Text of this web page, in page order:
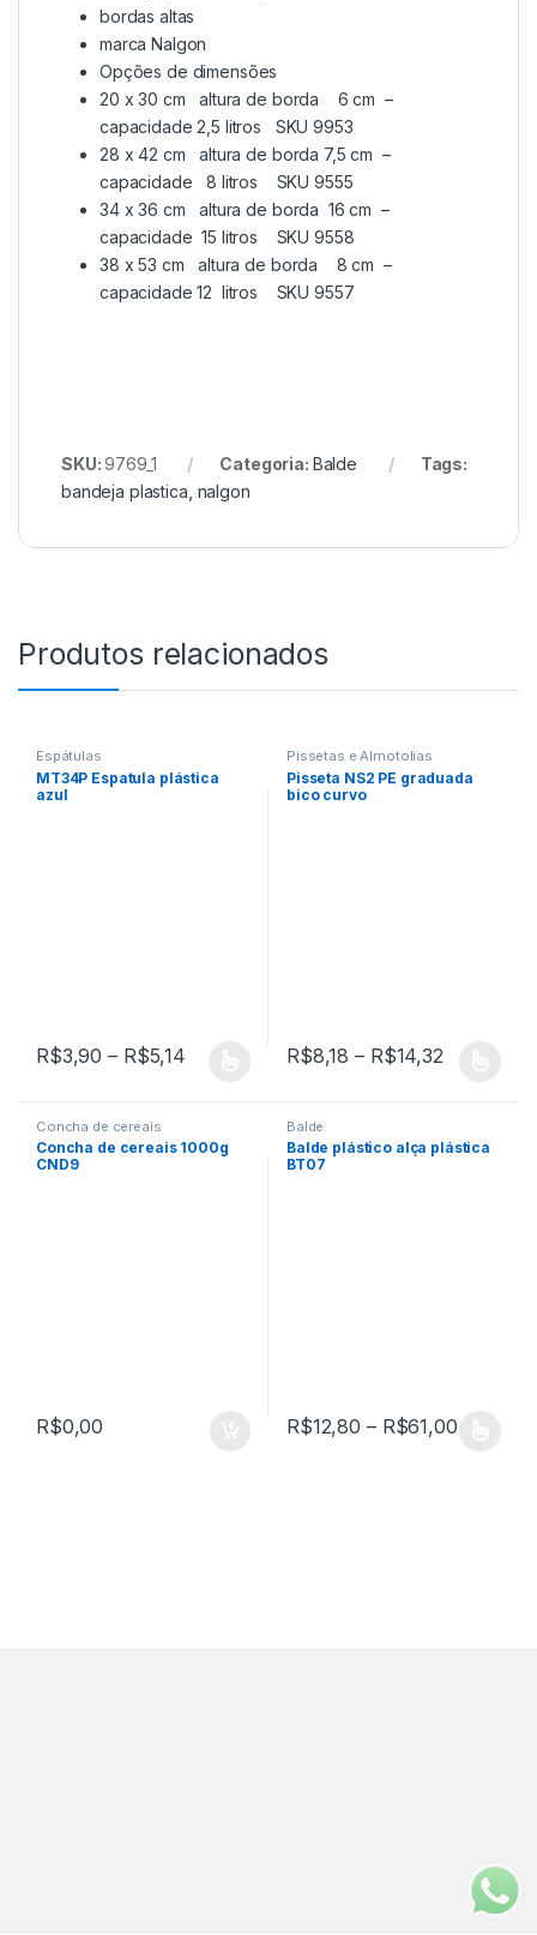
bordas altas
marca Nalgon
Opções de dimensões
20 x 30 cm altura de borda 6 cm –
capacidade 2,5 litros SKU 9953
28 x 42 cm altura de borda 7,5 cm –
capacidade 8 litros SKU 9555
34 x 36 cm altura de borda 16 cm –
capacidade 15 litros SKU 9558
38 x 53 cm altura de borda 8 cm –
capacidade 12 litros SKU 9557
SKU:9769_1 Categoria: Balde
Tags:
bandeja plastica nalgon
Produtos relacionados
Espátulas
MT34P Espatula plástica
azul
R$3,90 – R$5,14Faixa de preço: R$3,90 através R$5,14
Este produto tem várias variantes. As opções podem ser
Pissetas e Almotolias
Pisseta NS2 PE graduada
bico curvo
R$8,18 – R$14,32Faixa de
Este produto tem várias
Concha de cereais
Concha de cereais 1000g
CND9
R$0,00
Balde
Balde plástico alça plástica
BT07
R$12,80 – R$61,00Faixa
Este produto tem várias